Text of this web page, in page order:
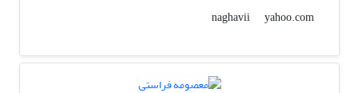
naghavii
yahoo.com